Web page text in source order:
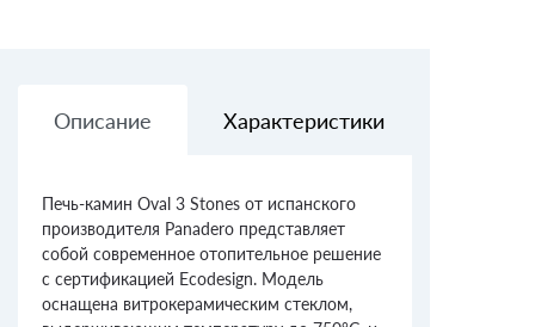
Описание Характеристики
Печь-камин Oval 3 Stones от испанского
производителя Panadero представляет
собой современное отопительное решение
с сертификацией Ecodesign. Модель
оснащена витрокерамическим стеклом,